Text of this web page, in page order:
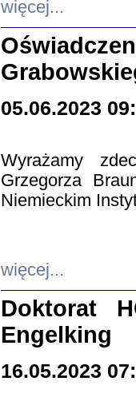
więcej...
05.06.2023
Wyrażamy
Grzegorza
Niemieckim
więcej...
Doktorat
Engelking
16.05.2023